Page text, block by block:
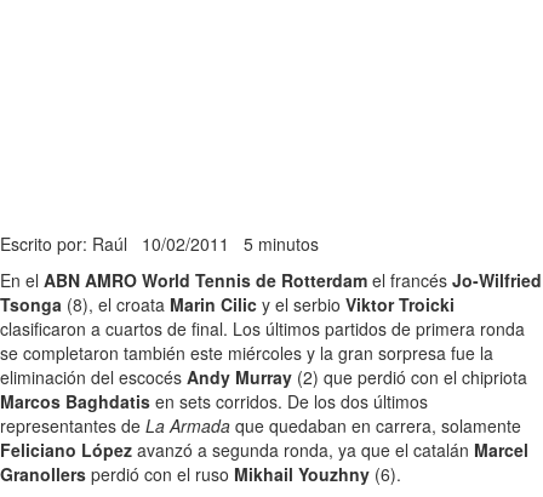
Escrito por: Raúl 10/02/2011 5 minutos
En el ABN AMRO World Tennis de Rotterdam el francés Jo-Wilfried
Tsonga (8), el croata Marin Cilic y el serbio Viktor Troicki
clasificaron a cuartos de final. Los últimos partidos de primera ronda
se completaron también este miércoles y la gran sorpresa fue la
eliminación del escocés Andy Murray (2) que perdió con el chipriota
Marcos Baghdatis en sets corridos. De los dos últimos
representantes de La Armada que quedaban en carrera, solamente
Feliciano López avanzó a segunda ronda, ya que el catalán Marcel
Granollers perdió con el ruso Mikhail Youzhny (6).